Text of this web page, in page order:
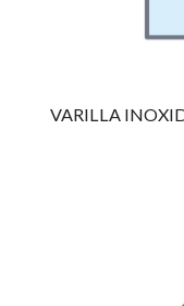
VARILLA